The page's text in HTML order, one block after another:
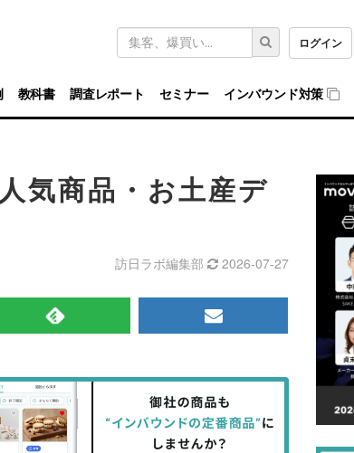
ログイン
キ
ワ
ド
検
索
教科書 調査レポート セミナー インバウンド対策
気商品・お土産デ
訪日ラボ編集部 2026-07-27
RSS
記
事
を
メ
マ
ガ
登